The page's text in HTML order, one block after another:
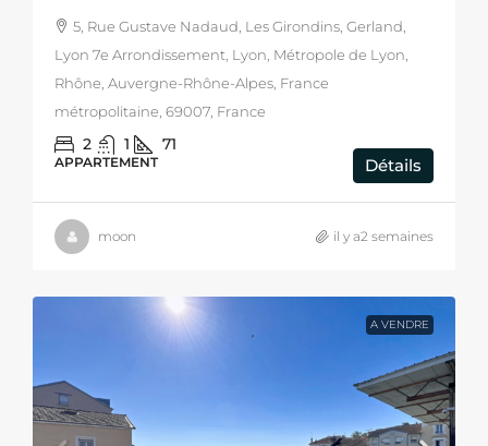
5, Rue Gustave Nadaud, Les Girondins, Gerland,
Lyon 7e Arrondissement, Lyon, Métropole de Lyon,
Rhône, Auvergne-Rhône-Alpes, France
métropolitaine, 69007, France
2 1 71
APPARTEMENT Détails
moon il y a2 semaines
A VENDRE